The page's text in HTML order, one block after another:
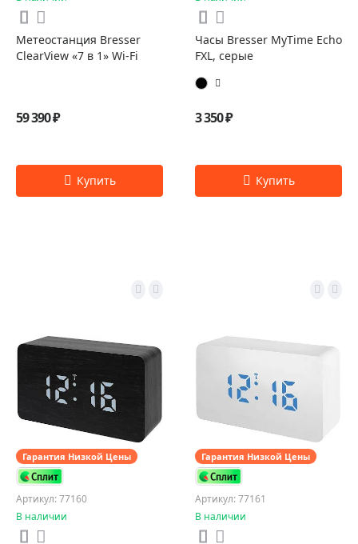
Метеостанция Bresser
ClearView «7 в 1» Wi-Fi
59 390 ₽
Часы Bresser MyTime Echo
FXL, серые
3 350 ₽
Гарантия Низкой Цены
Артикул: 77160
В наличии
Гарантия Низкой Цены
Артикул: 77161
В наличии